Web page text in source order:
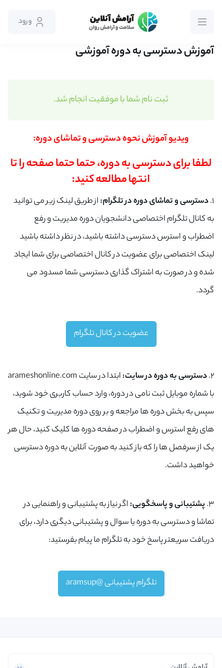
ورود
آموزش دسترسی به دوره آموزشی
ثبت نام شما با موفقیت انجام شد.
ویدیو آموزش نحوه دسترسی و تماشای دوره:
لطفا برای دسترسی به دوره، حتما حتما صفحه را تا
انتها مطالعه کنید:
1. دسترسی و تماشای دوره در تلگرام:از طریق لینک زیر می توانید
به کانال تلگرام اختصاصی دانشجویان دوره مدیریت و رفع
اضطراب و استرس دسترسی داشته باشید، در نظر داشته باشید
لینک اختصاصی برای عضویت در کانال اختصاصی برای شما ایجاد
شده و در صورت به اشتراک گذاری دسترسی شما مسدود می
گردد.
عضویت در کانال تلگرام
2. دسترسی به دوره در سایت:
ابتدا در سایت arameshonline.com
با شماره موبایل ثبت نامی در دوره، وارد حساب کاربری خود شوید،
سپس به بخش دوره ها مراجعه و بر روی دوره مدیریت و تکنیک
های رفع استرس و اضطراب در صفحه دوره ها کلیک کنید، حال هر
یک از سرفصل ها را که باز کنید به صورت آنلاین به دوره دسترسی
خواهید داشت.
3. پشتیبانی و پاسخگویی:اگر نیاز به پشتیبانی و راهنمایی در
تماشا و دسترسی به دوره یا سوال و پشتیبانی دیگری دارد، برای
دریافت سریعتر پاسخ خود به تلگرام ما پیام بفرستید:
تلگرام پشتیبانی @aramsup
ورود به حساب کاربری
شماره موبایل خود را وارد کنید
بعد از ثبت شماره کد برای شما پیامک خواهد شد
+98